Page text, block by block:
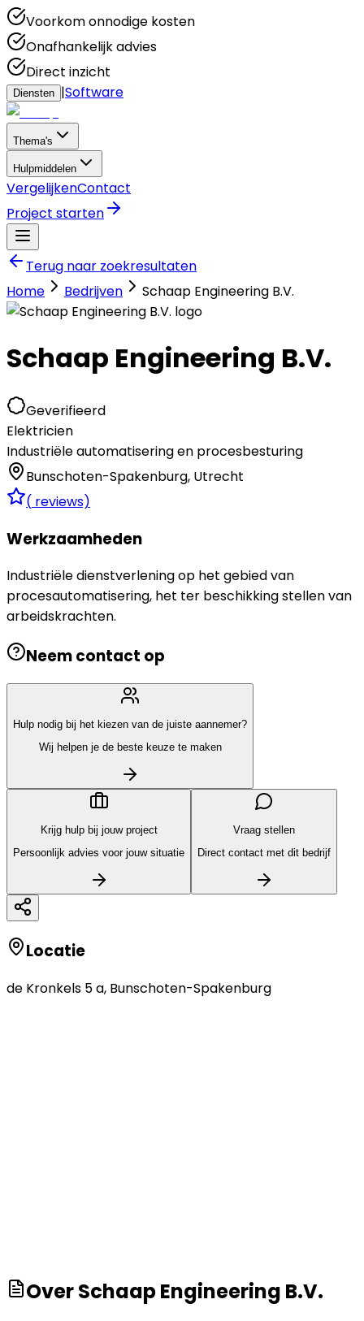
Voorkom onnodige kosten
Onafhankelijk advies
Direct inzicht
Diensten |Software
Thema's
Hulpmiddelen
VergelijkenContact
Project starten
Terug naar zoekresultaten
Home
Bedrijven Schaap Engineering B.V.
Schaap Engineering B.V.
Geverifieerd
Elektricien
Industriële automatisering en procesbesturing
Bunschoten-Spakenburg, Utrecht
( reviews)
Werkzaamheden
Industriële dienstverlening op het gebied van
procesautomatisering, het ter beschikking stellen van
arbeidskrachten.
Neem contact op
Hulp nodig bij het kiezen van de juiste aannemer?
Wij helpen je de beste keuze te maken
Krijg hulp bij jouw project
Persoonlijk advies voor jouw situatie
Vraag stellen
Direct contact met dit bedrijf
Locatie
de Kronkels 5 a, Bunschoten-Spakenburg
OverSchaap Engineering B.V.